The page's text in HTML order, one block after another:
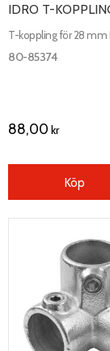
IDRO T-
T-koppling för 28 mm
80-85374
88,00 kr
Köp